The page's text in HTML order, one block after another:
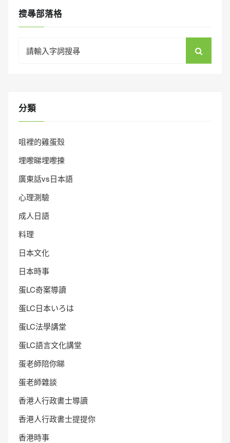
搜㝷部落格
for:
分類
咀裡的雞蛋殼
埋嚟睇埋嚟揀
廣東話vs日本語
心理測驗
成人日語
料理
日本文化
日本時事
蛋LC奇案導讀
蛋LC日本いろは
蛋LC法學講堂
蛋LC語言文化講堂
蛋老師陪你睇
蛋老師雜談
香港人行政書士導讀
香港人行政書士提提你
香港時事